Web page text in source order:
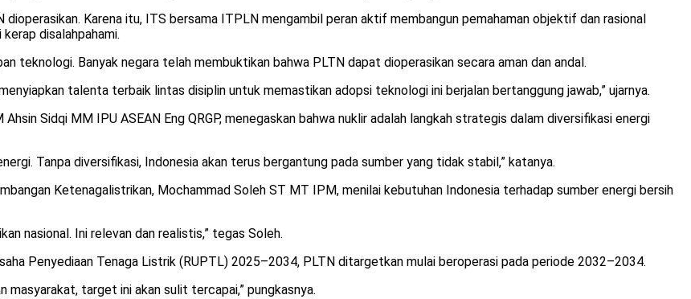
Karena itu, ITS bersama ITPLN mengambil peran aktif membangun pemahaman objektif dan rasional
disalahpahami.
teknologi. Banyak negara telah membuktikan bahwa PLTN dapat dioperasikan secara aman dan andal.
talenta terbaik lintas disiplin untuk memastikan adopsi teknologi ini berjalan bertanggung jawab,” ujarnya.
Sidqi MM IPU ASEAN Eng QRGP, menegaskan bahwa nuklir adalah langkah strategis dalam diversifikasi energi
Tanpa diversifikasi, Indonesia akan terus bergantung pada sumber yang tidak stabil,” katanya.
Ketenagalistrikan, Mochammad Soleh ST MT IPM, menilai kebutuhan Indonesia terhadap sumber energi bersih
nasional. Ini relevan dan realistis,” tegas Soleh.
Penyediaan Tenaga Listrik (RUPTL) 2025–2034, PLTN ditargetkan mulai beroperasi pada periode 2032–2034.
target ini akan sulit tercapai,” pungkasnya.